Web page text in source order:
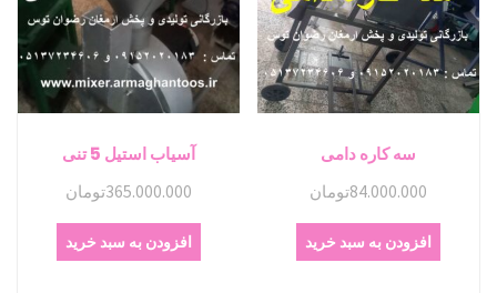
سه کاره دامی
84.000.000تومان
افزودن به سبد خرید
آسیاب استیل 5 تنی
365.000.000تومان
افزودن به سبد خرید